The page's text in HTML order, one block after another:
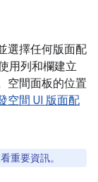
選擇任何版面配
用列和欄建立
空間面板的位置
空間 UI 版面配
重要資訊。